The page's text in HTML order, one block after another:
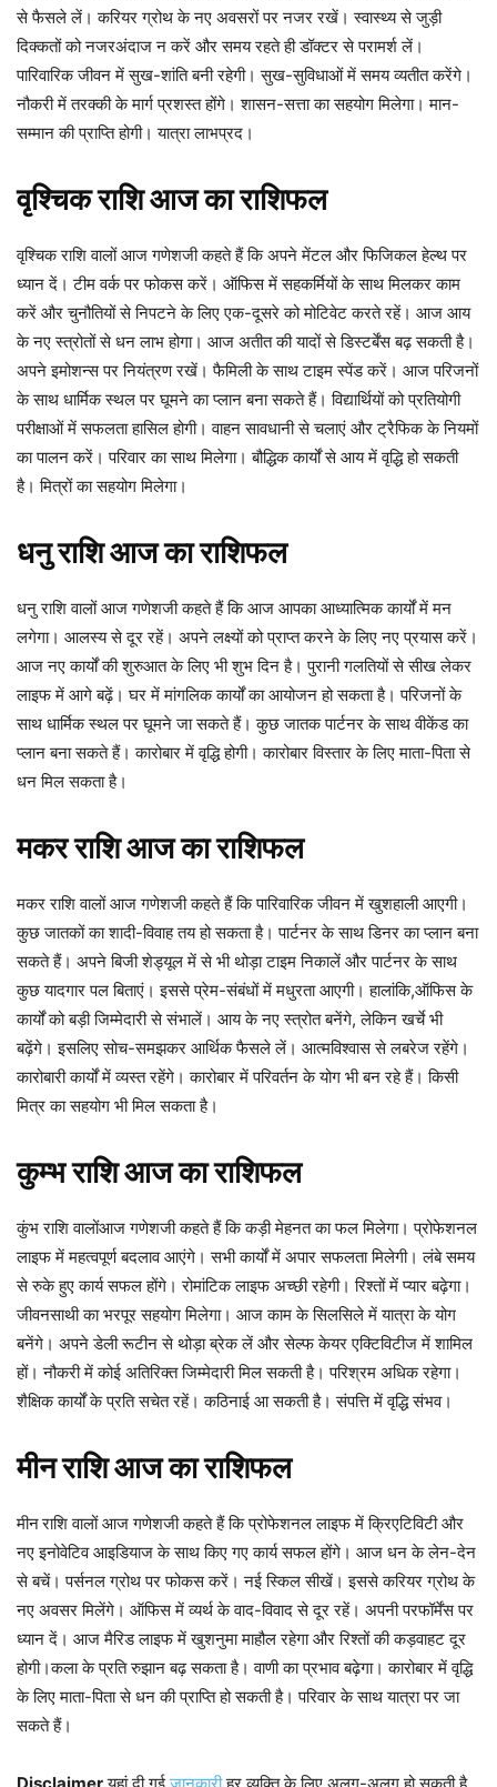
से फैसले लें। करियर ग्रोथ के नए अवसरों पर नजर रखें। स्वास्थ्य से जुड़ी
दिक्कतों को नजरअंदाज न करें और समय रहते ही डॉक्टर से परामर्श लें।
पारिवारिक जीवन में सुख-शांति बनी रहेगी। सुख-सुविधाओं में समय व्यतीत करेंगे।
नौकरी में तरक्की के मार्ग प्रशस्त होंगे। शासन-सत्ता का सहयोग मिलेगा। मान-
सम्मान की प्राप्ति होगी। यात्रा लाभप्रद।
वृश्चिक राशि आज का राशिफल
वृश्चिक राशि वालों आज गणेशजी कहते हैं कि अपने मेंटल और फिजिकल हेल्थ पर
ध्यान दें। टीम वर्क पर फोकस करें। ऑफिस में सहकर्मियों के साथ मिलकर काम
करें और चुनौतियों से निपटने के लिए एक-दूसरे को मोटिवेट करते रहें। आज आय
के नए स्त्रोतों से धन लाभ होगा। आज अतीत की यादों से डिस्टर्बेंस बढ़ सकती है।
अपने इमोशन्स पर नियंत्रण रखें। फैमिली के साथ टाइम स्पेंड करें। आज परिजनों
के साथ धार्मिक स्थल पर घूमने का प्लान बना सकते हैं। विद्यार्थियों को प्रतियोगी
परीक्षाओं में सफलता हासिल होगी। वाहन सावधानी से चलाएं और ट्रैफिक के नियमों
का पालन करें। परिवार का साथ मिलेगा। बौद्धिक कार्यों से आय में वृद्धि हो सकती
है। मित्रों का सहयोग मिलेगा।
धनु राशि आज का राशिफल
धनु राशि वालों आज गणेशजी कहते हैं कि आज आपका आध्यात्मिक कार्यों में मन
लगेगा। आलस्य से दूर रहें। अपने लक्ष्यों को प्राप्त करने के लिए नए प्रयास करें।
आज नए कार्यों की शुरुआत के लिए भी शुभ दिन है। पुरानी गलतियों से सीख लेकर
लाइफ में आगे बढ़ें। घर में मांगलिक कार्यों का आयोजन हो सकता है। परिजनों के
साथ धार्मिक स्थल पर घूमने जा सकते हैं। कुछ जातक पार्टनर के साथ वीकेंड का
प्लान बना सकते हैं। कारोबार में वृद्धि होगी। कारोबार विस्तार के लिए माता-पिता से
धन मिल सकता है।
मकरराशिआजकाराशिफल
मकर राशि वालों आज गणेशजी कहते हैं कि पारिवारिक जीवन में खुशहाली आएगी।
कुछ जातकों का शादी-विवाह तय हो सकता है। पार्टनर के साथ डिनर का प्लान बना
सकते हैं। अपने बिजी शेड्यूल में से भी थोड़ा टाइम निकालें और पार्टनर के साथ
कुछ यादगार पल बिताएं। इससे प्रेम-संबंधों में मधुरता आएगी। हालांकि,ऑफिस के
कार्यों को बड़ी जिम्मेदारी से संभालें। आय के नए स्त्रोत बनेंगे, लेकिन खर्चे भी
बढ़ेंगे। इसलिए सोच-समझकर आर्थिक फैसले लें। आत्मविश्वास से लबरेज रहेंगे।
कारोबारी कार्यों में व्यस्त रहेंगे। कारोबार में परिवर्तन के योग भी बन रहे हैं। किसी
मित्र का सहयोग भी मिल सकता है।
कुम्भराशिआजकाराशिफल
कुंभ राशि वालोंआज गणेशजी कहते हैं कि कड़ी मेहनत का फल मिलेगा। प्रोफेशनल
लाइफ में महत्वपूर्ण बदलाव आएंगे। सभी कार्यों में अपार सफलता मिलेगी। लंबे समय
से रुके हुए कार्य सफल होंगे। रोमांटिक लाइफ अच्छी रहेगी। रिश्तों में प्यार बढ़ेगा।
जीवनसाथी का भरपूर सहयोग मिलेगा। आज काम के सिलसिले में यात्रा के योग
बनेंगे। अपने डेली रूटीन से थोड़ा ब्रेक लें और सेल्फ केयर एक्टिविटीज में शामिल
हों। नौकरी में कोई अतिरिक्त जिम्मेदारी मिल सकती है। परिश्रम अधिक रहेगा।
शैक्षिक कार्यों के प्रति सचेत रहें। कठिनाई आ सकती है। संपत्ति में वृद्धि संभव।
मीनराशिआजकाराशिफल
मीनराशि वालों आज गणेशजी कहते हैं कि प्रोफेशनल लाइफ में क्रिएटिविटी और
नए इनोवेटिव आइडियाज के साथ किए गए कार्य सफल होंगे। आज धन के लेन-देन
से बचें। पर्सनल ग्रोथ पर फोकस करें। नई स्किल सीखें। इससे करियर ग्रोथ के
नए अवसर मिलेंगे। ऑफिस में व्यर्थ के वाद-विवाद से दूर रहें। अपनी परफॉर्मेंस पर
ध्यान दें। आज मैरिड लाइफ में खुशनुमा माहौल रहेगा और रिश्तों की कड़वाहट दूर
होगी।कला के प्रति रुझान बढ़ सकता है। वाणी का प्रभाव बढ़ेगा। कारोबार में वृद्धि
के लिए माता-पिता से धन की प्राप्ति हो सकती है। परिवार के साथ यात्रा पर जा
सकते हैं।
Disclaimerयहां दी गईजानकारीहर व्यक्ति के लिए अलग-अलग हो सकती है,